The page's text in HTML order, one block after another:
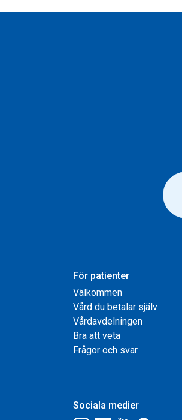
För patienter
Välkommen
Vård du betalar själv
Vårdavdelningen
Bra att veta
Frågor och svar
Sociala medier